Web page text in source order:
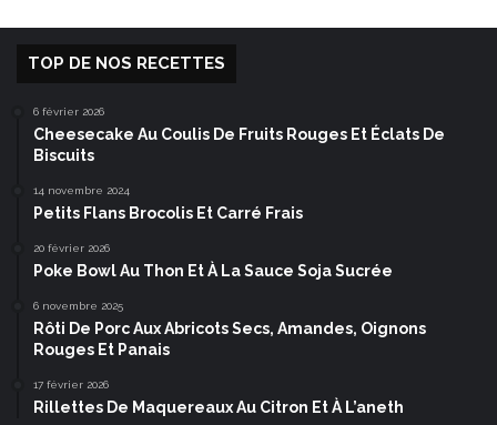
TOP DE NOS RECETTES
6 février 2026
Cheesecake Au Coulis De Fruits Rouges Et Éclats De
Biscuits
14 novembre 2024
Petits Flans Brocolis Et Carré Frais
20 février 2026
Poke Bowl Au Thon Et À La Sauce Soja Sucrée
6 novembre 2025
Rôti De Porc Aux Abricots Secs, Amandes, Oignons
Rouges Et Panais
17 février 2026
Rillettes De Maquereaux Au Citron Et À L’aneth